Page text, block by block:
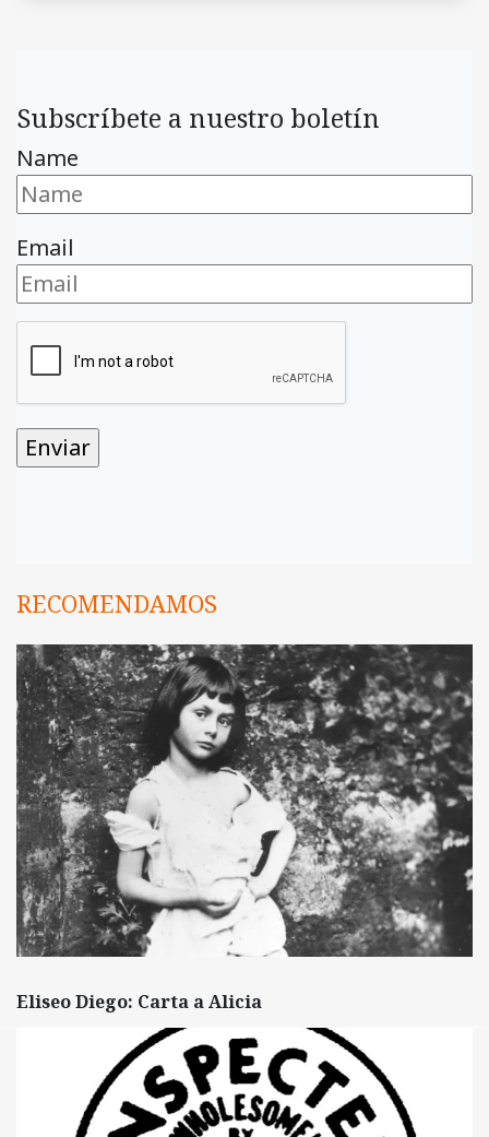
Subscríbete a nuestro boletín
Name
Email
RECOMENDAMOS
Eliseo Diego: Carta a Alicia